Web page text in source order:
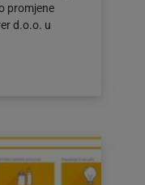
promjene
d.o.o. u